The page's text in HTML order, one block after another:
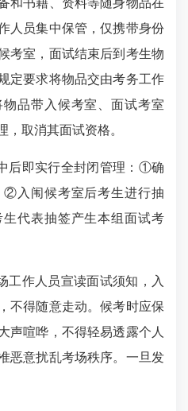
和书籍、资料等随身物品在
人员集中保管，仅携带身份
考室，面试结束后到考生物
定要求将物品交由考务工作
品带入候考室、面试考室
，取消其面试资格。
即实行全封闭管理：①确
②入闱候考室后考生进行抽
代表抽签产生本组面试考
作人员宣读面试须知，入
不得随意走动。候考时应保
声喧哗，不得轻易透露个人
恶意扰乱考场秩序。一旦发